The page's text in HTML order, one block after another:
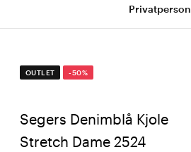
Privatperson
OUTLET -50%
Segers Denimblå Kjole
Stretch Dame 2524